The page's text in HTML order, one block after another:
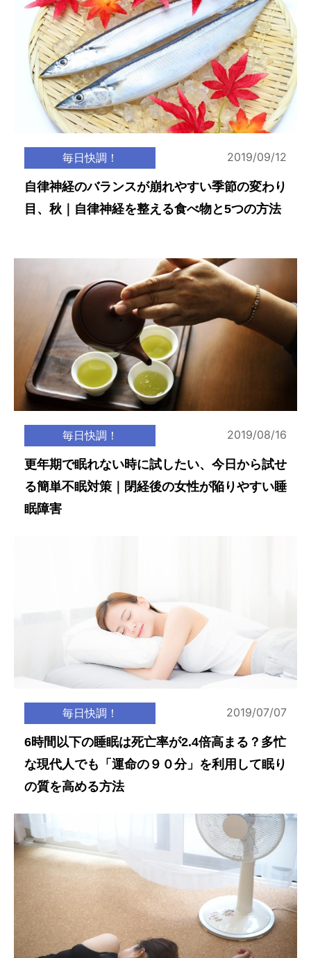
毎日快調！ 2019/09/12
自律神経のバランスが崩れやすい季節の変わり
目、秋｜自律神経を整える食べ物と5つの方法
毎日快調！ 2019/08/16
更年期で眠れない時に試したい、今日から試せ
る簡単不眠対策｜閉経後の女性が陥りやすい睡
眠障害
毎日快調！ 2019/07/07
6時間以下の睡眠は死亡率が2.4倍高まる？多忙
な現代人でも「運命の９０分」を利用して眠り
の質を高める方法